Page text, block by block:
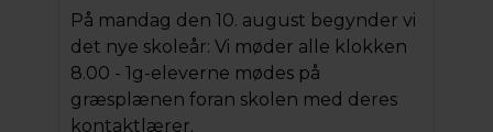
På mandag den 10. august begynder vi
det nye skoleår: Vi møder alle klokken
8.00 - 1g-eleverne mødes på
græsplænen foran skolen med deres
kontaktlærer.